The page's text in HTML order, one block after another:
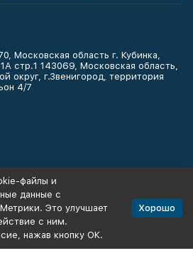
Московская область г. Кубинка,
стр.1 143069, Московская область,
округ, г.Звенигород, территория
4/7
файлы и
данные с
Это улучшает
с ним.
нажав кнопку ОК.
Хорошо